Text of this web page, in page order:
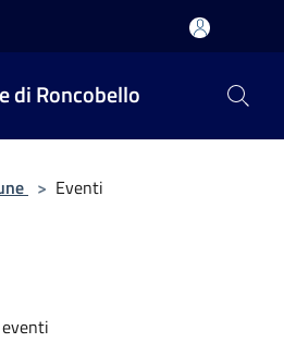
di Roncobello
> Eventi